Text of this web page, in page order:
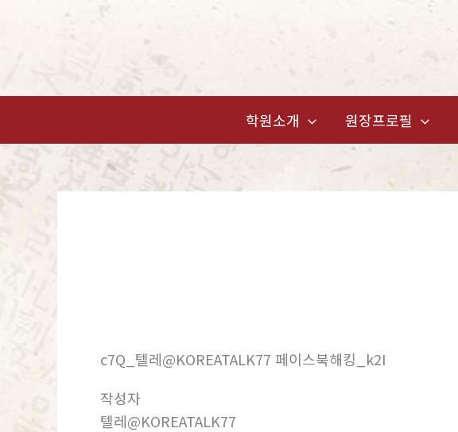
건
뛰
학원소개 원장프로필
c7Q_텔레@KOREATALK77 페이스북해킹_k2I
작성자
텔레@KOREATALK77